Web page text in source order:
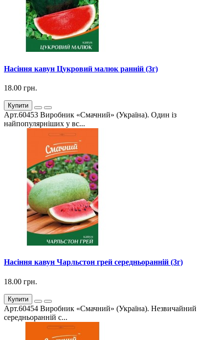
Насіння кавун Цукровий малюк ранній (3г)
18.00 грн.
Купити
Арт.60453 Виробник «Смачний» (Україна). Один із
найпопулярніших у вс...
Насіння кавун Чарльстон грей середньоранній (3г)
18.00 грн.
Купити
Арт.60454 Виробник «Смачний» (Україна). Незвичайний
середньоранній с...